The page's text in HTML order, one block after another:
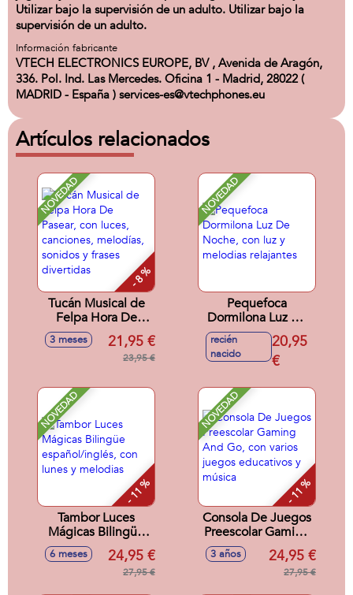
Utilizar bajo la supervisión de un adulto. Utilizar bajo la
supervisión de un adulto.
Información fabricante
VTECH ELECTRONICS EUROPE, BV , Avenida de Aragón,
336. Pol. Ind. Las Mercedes. Oficina 1 - Madrid, 28022 (
MADRID - España ) services-es@vtechphones.eu
Artículos relacionados
NOVEDAD
- 8 %
Tucán Musical de
Felpa Hora De
Pasear, con luces,
canciones,
melodías, sonidos y
3 meses 21,95 €
23,95 €
NOVEDAD
Pequefoca
Dormilona Luz De
Noche, con luz y
melodias relajantes
recién
nacido
20,95
€
NOVEDAD
- 11 %
Tambor Luces
Mágicas Bilingüe
español/inglés, con
lunes y melodias
6 meses 24,95 €
27,95 €
NOVEDAD
- 11 %
Consola De Juegos
Preescolar Gaming
And Go, con varios
juegos educativos
3 años 24,95 €
27,95 €